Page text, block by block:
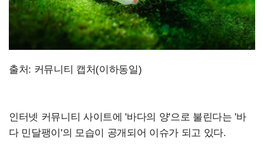
출처: 커뮤니티 캡처(이하동일)
인터넷 커뮤니티 사이트에 '바다의 양'으로 불린다는 '바
다 민달팽이'의 모습이 공개되어 이슈가 되고 있다.